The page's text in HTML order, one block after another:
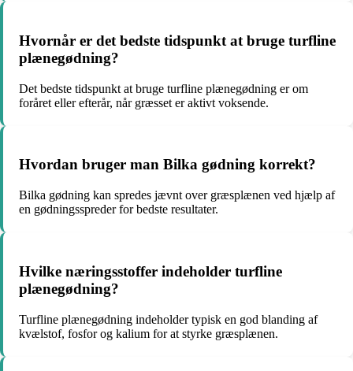
Hvornår er det bedste tidspunkt at bruge turfline
plænegødning?
Det bedste tidspunkt at bruge turfline plænegødning er om
foråret eller efterår, når græsset er aktivt voksende.
Hvordan bruger man Bilka gødning korrekt?
Bilka gødning kan spredes jævnt over græsplænen ved hjælp af
en gødningsspreder for bedste resultater.
Hvilke næringsstoffer indeholder turfline
plænegødning?
Turfline plænegødning indeholder typisk en god blanding af
kvælstof, fosfor og kalium for at styrke græsplænen.